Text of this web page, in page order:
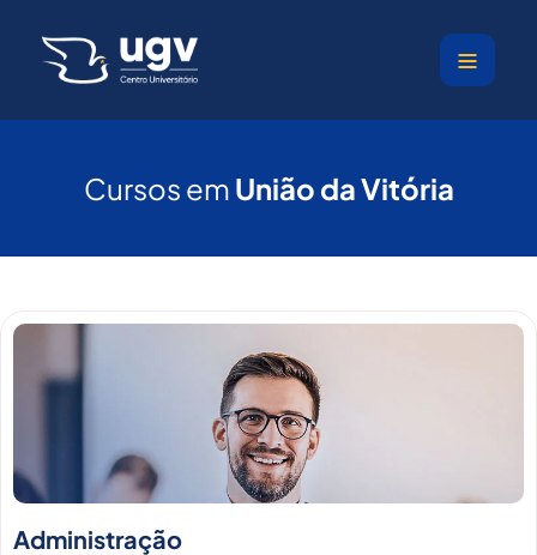
Cursos em União da Vitória
Administração